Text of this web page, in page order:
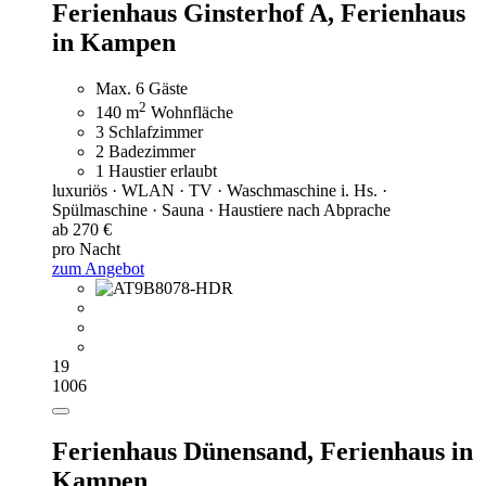
Ferienhaus Ginsterhof A, Ferienhaus
in Kampen
Max. 6 Gäste
140 m2 Wohnfläche
3 Schlafzimmer
2 Badezimmer
1 Haustier erlaubt
luxuriös · WLAN · TV · Waschmaschine i. Hs. ·
Spülmaschine · Sauna · Haustiere nach Abprache
ab 270 €
pro Nacht
zum Angebot
19
1006
Ferienhaus Dünensand, Ferienhaus in